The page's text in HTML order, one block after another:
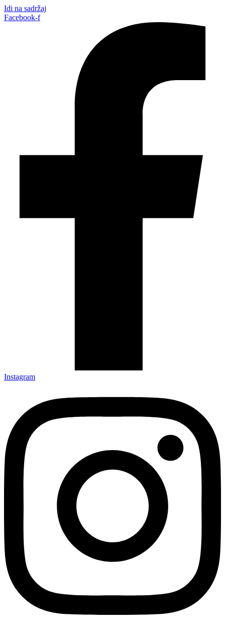
Idi na sadržaj
Facebook-f
Instagram